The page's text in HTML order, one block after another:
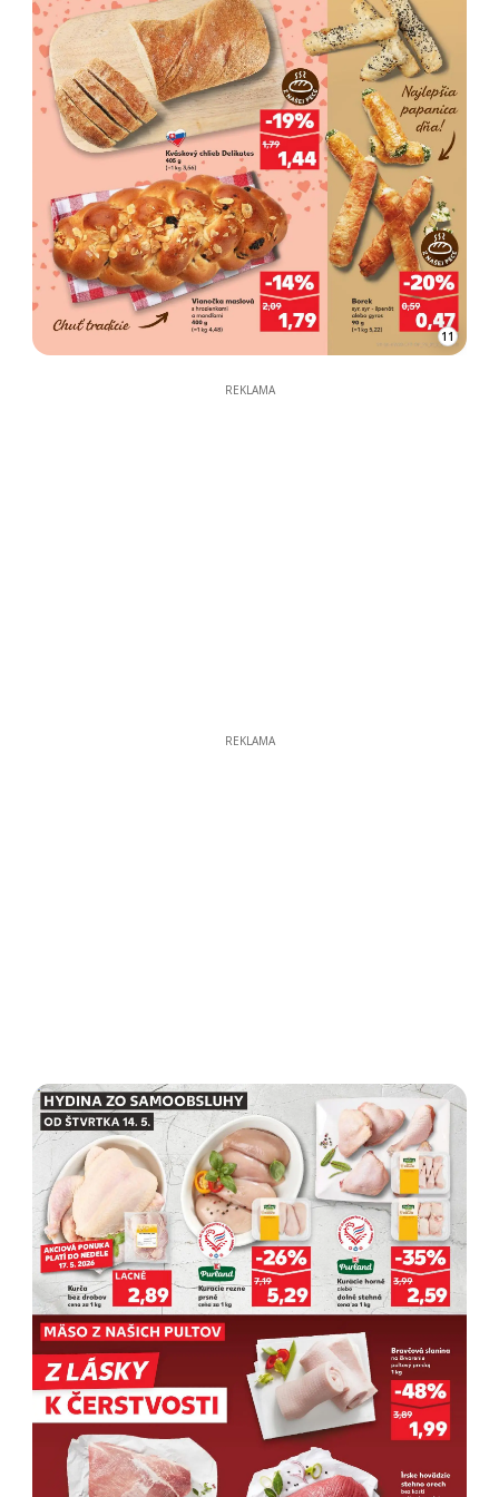
11
REKLAMA
REKLAMA